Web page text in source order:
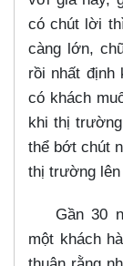
có chút lời
càng lớn,
rồi nhất định
có khách
khi thị
thể bớt chút
thị trường lên
Gần 30
một khách